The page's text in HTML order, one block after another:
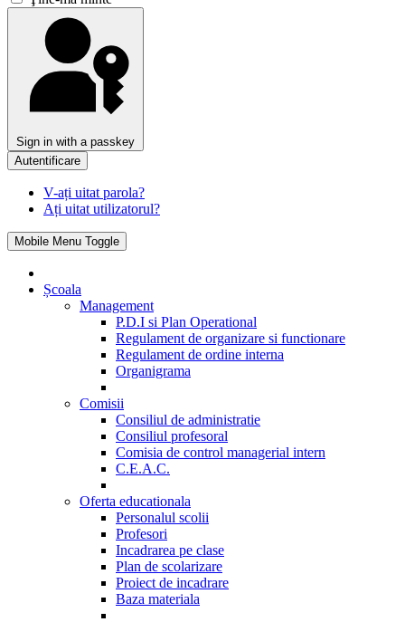
Sign in with a passkey
Autentificare
V-ați uitat parola?
Ați uitat utilizatorul?
Mobile Menu Toggle
Școala
Management
P.D.I si Plan Operational
Regulament de organizare si functionare
Regulament de ordine interna
Organigrama
Comisii
Consiliul de administratie
Consiliul profesoral
Comisia de control managerial intern
C.E.A.C.
Oferta educationala
Personalul scolii
Profesori
Incadrarea pe clase
Plan de scolarizare
Proiect de incadrare
Baza materiala